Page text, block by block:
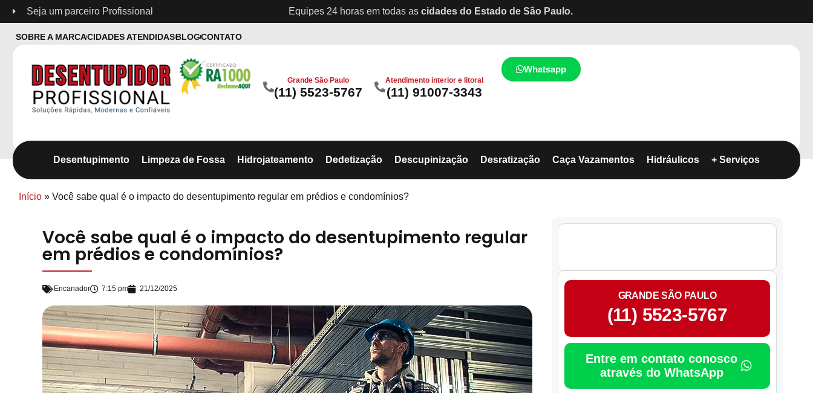
Seja um parceiro Profissional Equipes 24 horas em todas as cidades do Estado de São Paulo.
SOBRE A MARCACIDADES ATENDIDASBLOGCONTATO
Grande São Paulo
(11) 5523-5767
Atendimento interior e litoral
(11) 91007-3343
Whatsapp
Desentupimento Limpeza de Fossa Hidrojateamento Dedetização Descupinização Desratização Caça Vazamentos Hidráulicos + Serviços
Início » Você sabe qual é o impacto do desentupimento regular em prédios e condomínios?
Você sabe qual é o impacto do desentupimento regular
em prédios e condomínios?
Encanador 7:15 pm 21/12/2025
GRANDE SÃO PAULO
(11) 5523-5767
Entre em contato conosco
através do WhatsApp